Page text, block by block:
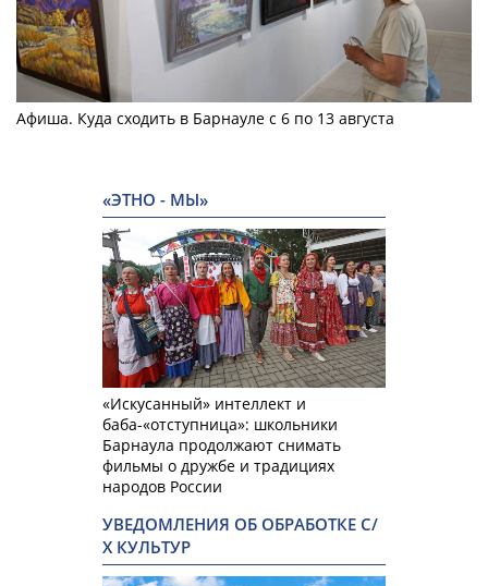
Афиша. Куда сходить в Барнауле с 6 по 13 августа
«ЭТНО - МЫ»
«Искусанный» интеллект и
баба-«отступница»: школьники
Барнаула продолжают снимать
фильмы о дружбе и традициях
народов России
УВЕДОМЛЕНИЯ ОБ ОБРАБОТКЕ С/
Х КУЛЬТУР